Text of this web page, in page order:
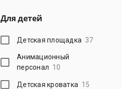
Для детей
Детская площадка 37
Анимационный
персонал 10
Детская кроватка 15